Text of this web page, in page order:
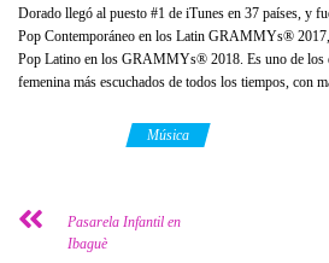
Dorado llegó al puesto #1 de iTunes en 37 países, y
Pop Contemporáneo en los Latin GRAMMYs®
Pop Latino en los GRAMMYs® 2018. Es uno de los
femenina más escuchados de todos los tiempos, con
Música
Pasarela Infantil en
Ibaguè